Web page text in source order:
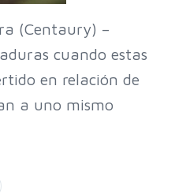
(Centaury) –
cuando estas
en relación de
a uno mismo